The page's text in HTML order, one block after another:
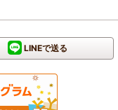
LINEで送る